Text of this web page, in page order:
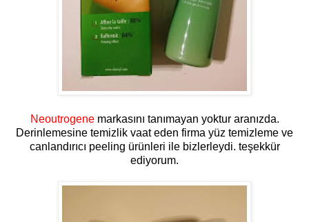
Neoutrogenemarkasını tanımayan yoktur aranızda.
Derinlemesine temizlik vaat eden firma yüz temizleme ve
canlandırıcı peeling ürünleri ile bizlerleydi. teşekkür
ediyorum.